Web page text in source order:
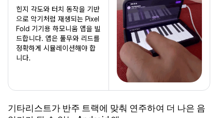
힌지 각도와 터치 동작을 기반
으로 악기처럼 재생되는 Pixel
Fold 기기용 하모니움 앱을 빌
드합니다. 앱은 풀무와 리드를
정확하게 시뮬레이션해야 합
니다.
기타리스트가 반주 트랙에 맞춰 연주하여 더 나은 음